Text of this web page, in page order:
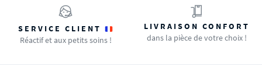
SERVICE CLIENT
Réactif et aux petits soins !
LIVRAISON CONFORT
dans la pièce de votre choix !